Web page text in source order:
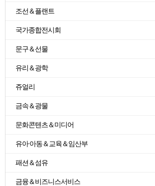
조선＆플랜트
국가종합전시회
문구＆선물
유리＆광학
쥬얼리
금속＆광물
문화콘텐츠＆미디어
유아·아동＆교육＆임산부
패션＆섬유
금융＆비즈니스서비스